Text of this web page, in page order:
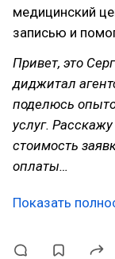
медицинский
записью и
Привет, это
диджитал
поделюсь
услуг.
стоимость
оплаты…
Показать